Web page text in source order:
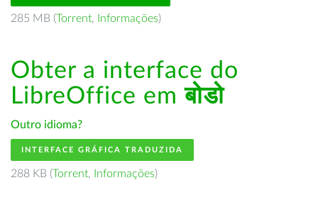
285 MB (Torrent, Informações)
Obter a interface do
LibreOffice emबोडो
Outro idioma?
INTERFACE GRÁFICA TRADUZIDA
288 KB (Torrent, Informações)